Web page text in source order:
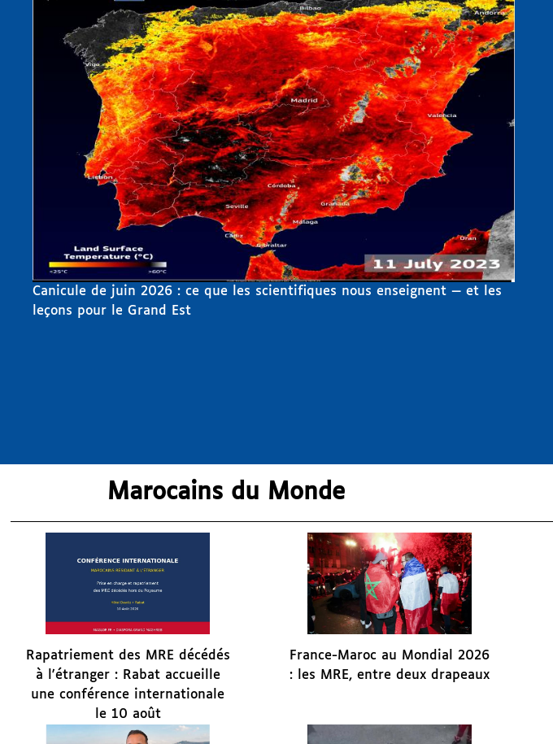
Canicule de juin 2026 : ce que les scientifiques nous enseignent — et les
leçons pour le Grand Est
Marocains du Monde
Rapatriement des MRE décédés
à l'étranger : Rabat accueille
une conférence internationale
le 10 août
France-Maroc au Mondial 2026
: les MRE, entre deux drapeaux